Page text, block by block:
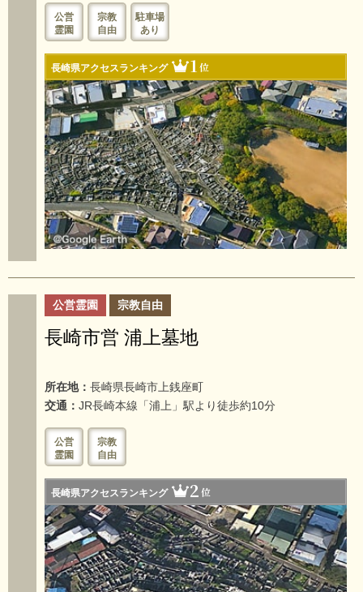
公営
霊園
宗教
自由
駐車場
あり
長崎県アクセスランキング 1位
公営霊園 宗教自由
長崎市営 浦上墓地
所在地： 長崎県長崎市上銭座町
交通： JR長崎本線「浦上」駅より徒歩約10分
公営
霊園
宗教
自由
長崎県アクセスランキング 2位